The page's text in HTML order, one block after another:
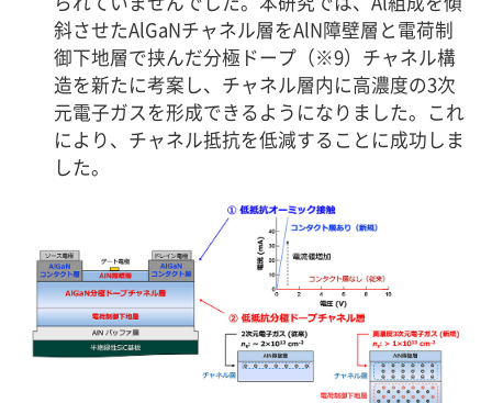
斜させたAlGaNチャネル層をAlN障壁層と電荷制
御下地層で挟んだ分極ドープ（※9）チャネル構
造を新たに考案し、チャネル層内に高濃度の3次
元電子ガスを形成できるようになりました。これ
により、チャネル抵抗を低減することに成功しま
した。